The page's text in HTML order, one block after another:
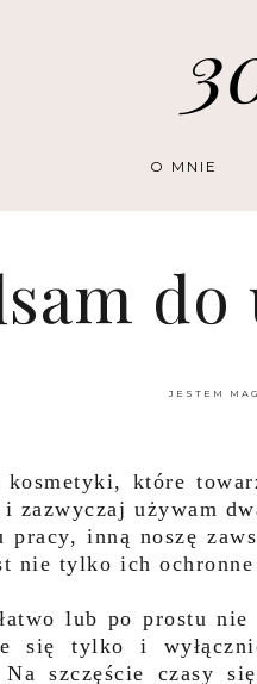
O MNIE
JESTEM
kosmetyki, które
zazwyczaj używam
pracy, inną noszę
nie tylko ich
lub po prostu
się tylko i
Na szczęście czasy